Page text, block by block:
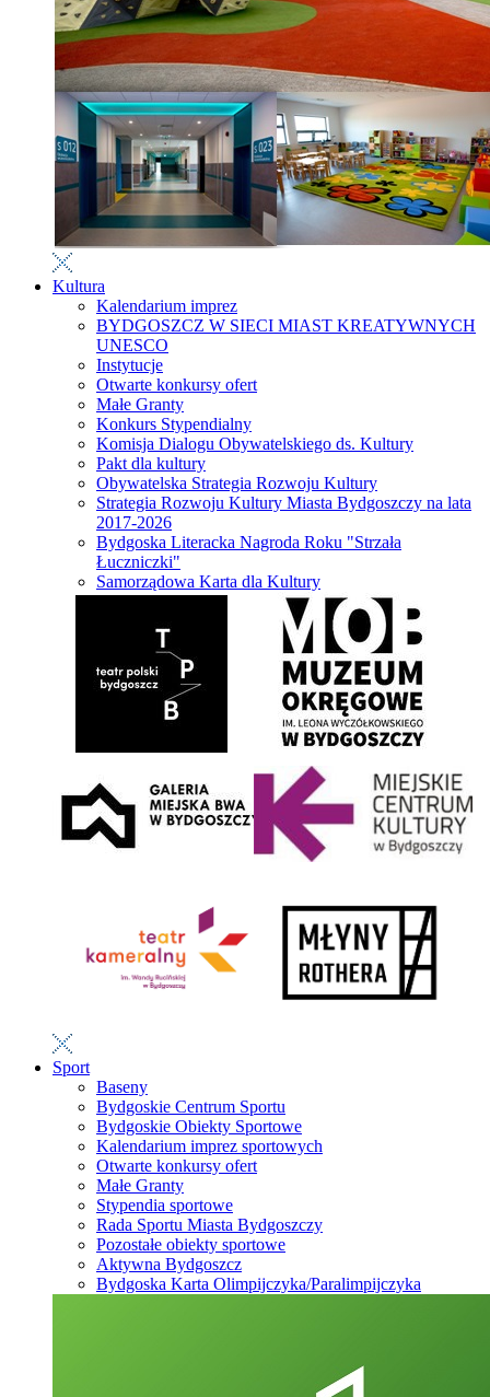
Kultura
Kalendarium imprez
BYDGOSZCZ W SIECI MIAST KREATYWNYCH
UNESCO
Instytucje
Otwarte konkursy ofert
Małe Granty
Konkurs Stypendialny
Komisja Dialogu Obywatelskiego ds. Kultury
Pakt dla kultury
Obywatelska Strategia Rozwoju Kultury
Strategia Rozwoju Kultury Miasta Bydgoszczy na lata
2017-2026
Bydgoska Literacka Nagroda Roku "Strzała
Łuczniczki"
Samorządowa Karta dla Kultury
Sport
Baseny
Bydgoskie Centrum Sportu
Bydgoskie Obiekty Sportowe
Kalendarium imprez sportowych
Otwarte konkursy ofert
Małe Granty
Stypendia sportowe
Rada Sportu Miasta Bydgoszczy
Pozostałe obiekty sportowe
Aktywna Bydgoszcz
Bydgoska Karta Olimpijczyka/Paralimpijczyka